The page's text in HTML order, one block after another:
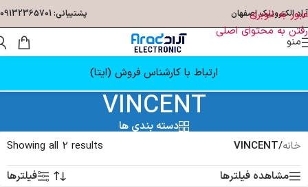
عبور به ناوبری
رفتن به محتوای اصلی
آراد الکترونیک اصفهان پشتیبانی: 09132365701
منو
ارتباط با کارشناس فروش (ایتا)
VINCENT
دسته بندی ها
خانه/
VINCENT
Showing all 2 results
مشاهده فیلترها
فیلترها